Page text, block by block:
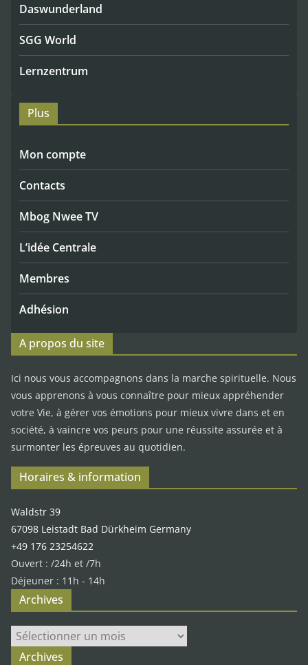
Daswunderland
SGG World
Lernzentrum
Plus
Mon compte
Contacts
Mbog Nwee TV
L’idée Centrale
Membres
Adhésion
A propos du site
Ici nous vous accompagnons dans la marche spirituelle. Nous
vous apprenons à vous connaître pour mieux appréhender
votre Vie, à gérer vos émotions pour mieux vivre dans et en
société, à vaincre vos peurs pour une réussite assurée et à
surmonter les épreuves au quotidien.
Horaires & information
Waldstr 39
67098 Leistadt Bad Dürkheim Germany
+49 176 23254622
Ouvert : /24h et /7h
Déjeuner : 11h - 14h
Archives
Archives
Archives